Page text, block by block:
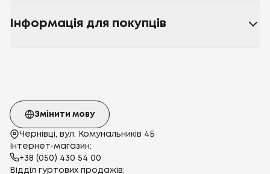
Інформація для покупців
Чернівці, вул. Комунальників 4Б
Інтернет-магазин:
+38 (050) 430 54 00
Відділ гуртових продажів:
Змінити мову